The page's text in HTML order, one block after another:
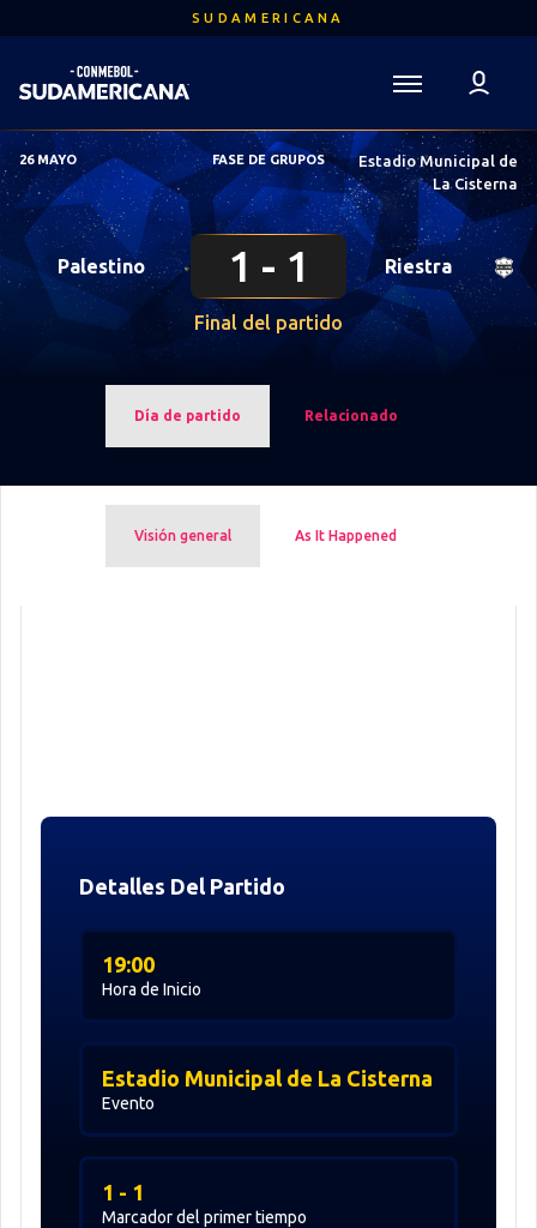
al
contenido
principal
SUDAMERICANA
Sudamericana
Mega
Navigation
26 MAYO FASE DE GRUPOS
Estadio Municipal de
La Cisterna
Palestino 1 1 Riestra
Final del partido
Día de partido Relacionado
Visión general As It Happened
Detalles Del Partido
Hora de Inicio
19:00
Evento
Estadio Municipal de La Cisterna
Marcador del primer tiempo
1 - 1